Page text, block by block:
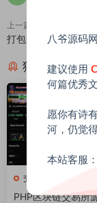
上一篇
打包的源码站整站1/
猜你喜欢
交易所源码
PHP区块链交易所
八爷源码
建议使用
何篇优秀
愿你有诗
河，仍觉
本站客服：